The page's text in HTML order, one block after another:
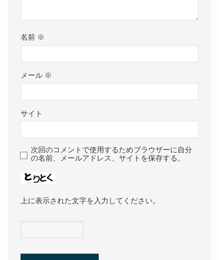
名前 ※
メール ※
サイト
次回のコメントで使用するためブラウザーに自分
の名前、メールアドレス、サイトを保存する。
上に表示された文字を入力してください。